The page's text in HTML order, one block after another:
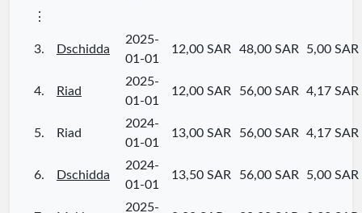
⋮
3. Dschidda
2025-
01-01
12,00 SAR 48,00 SAR 5,00 SAR
4. Riad
2025-
01-01
12,00 SAR 56,00 SAR 4,17 SAR
5. Riad
2024-
01-01
13,00 SAR 56,00 SAR 4,17 SAR
6. Dschidda
2024-
01-01
13,50 SAR 56,00 SAR 5,00 SAR
2025-